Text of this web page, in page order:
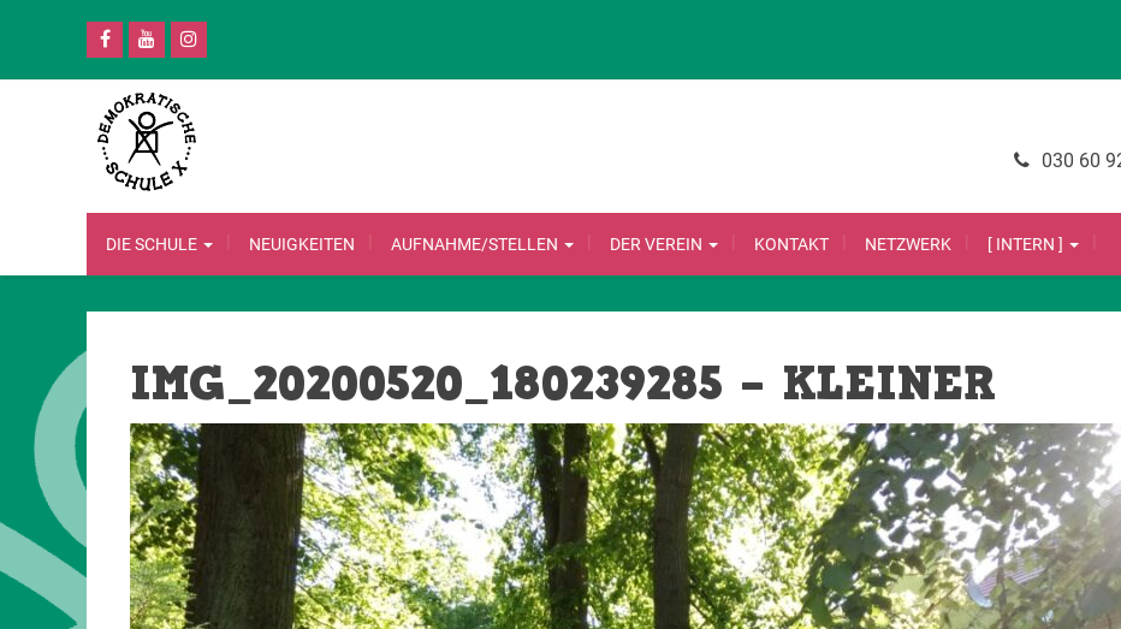
030 60
DIE SCHULE NEUIGKEITEN AUFNAHME/STELLEN DER VEREIN KONTAKT NETZWERK [ INTERN ]
IMG_20200520_180239285 – KLEINER